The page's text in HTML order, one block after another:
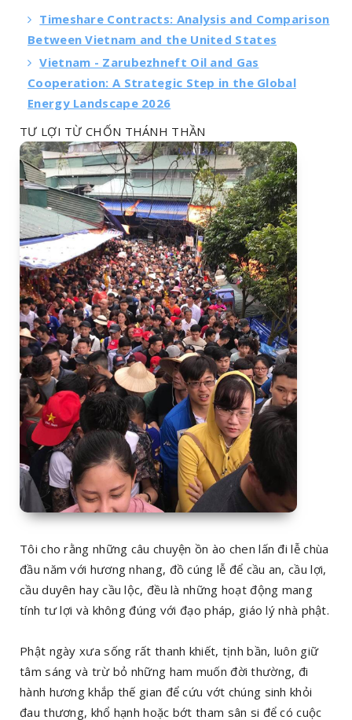
Timeshare Contracts: Analysis and Comparison
Between Vietnam and the United States
Vietnam - Zarubezhneft Oil and Gas
Cooperation: A Strategic Step in the Global
Energy Landscape 2026
TƯ LỢI TỪ CHỐN THÁNH THẦN
Tôi cho rằng những câu chuyện ồn ào chen lấn đi lễ chùa
đầu năm với hương nhang, đồ cúng lễ để cầu an, cầu lợi,
cầu duyên hay cầu lộc, đều là những hoạt động mang
tính tư lợi và không đúng với đạo pháp, giáo lý nhà phật.
Phật ngày xưa sống rất thanh khiết, tịnh bần, luôn giữ
tâm sáng và trừ bỏ những ham muốn đời thường, đi
hành hương khắp thế gian để cứu vớt chúng sinh khỏi
đau thương, khổ hạnh hoặc bớt tham sân si để có cuộc